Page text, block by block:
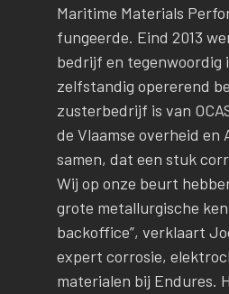
Maritime Materials
fungeerde. Eind 2013
bedrijf en tegenwoordig
zelfstandig opererend
zusterbedrijf is van
de Vlaamse overheid en
samen, dat een stuk
Wij op onze beurt
grote metallurgische
backoffice”, verklaart
expert corrosie,
materialen bij Endures.